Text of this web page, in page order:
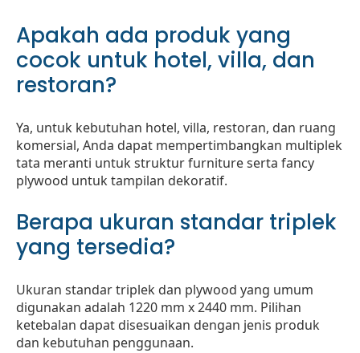
Apakah ada produk yang
cocok untuk hotel, villa, dan
restoran?
Ya, untuk kebutuhan hotel, villa, restoran, dan ruang
komersial, Anda dapat mempertimbangkan multiplek
tata meranti untuk struktur furniture serta fancy
plywood untuk tampilan dekoratif.
Berapa ukuran standar triplek
yang tersedia?
Ukuran standar triplek dan plywood yang umum
digunakan adalah 1220 mm x 2440 mm. Pilihan
ketebalan dapat disesuaikan dengan jenis produk
dan kebutuhan penggunaan.